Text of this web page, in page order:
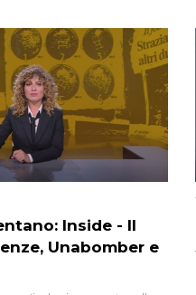
Inside - Il
Unabomber e